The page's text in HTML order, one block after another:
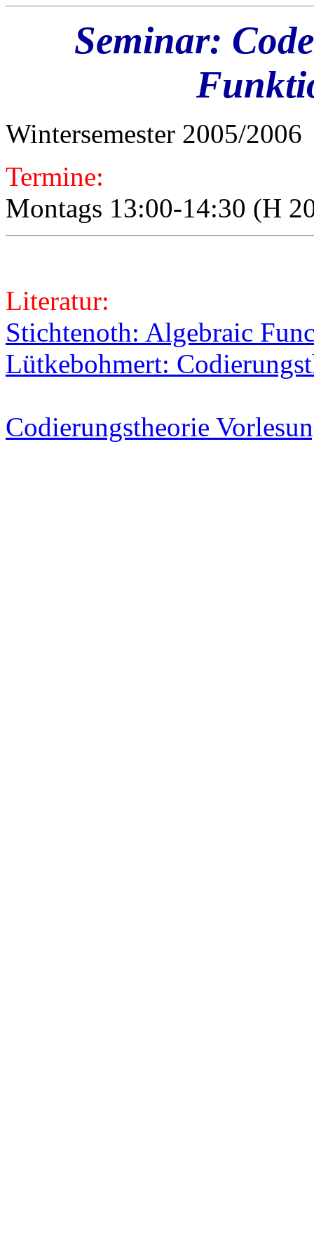
Seminar:
Wintersemester 2005/2006
Termine:
Montags 13:00-14:30 (H
Literatur:
Stichtenoth: Algebraic
Lütkebohmert:
Codierungstheorie